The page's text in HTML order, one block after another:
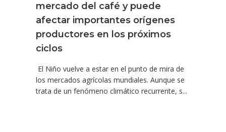
mercado del café y puede
afectar importantes orígenes
productores en los próximos
ciclos
El Niño vuelve a estar en el punto de mira de
los mercados agrícolas mundiales. Aunque se
trata de un fenómeno climático recurrente, s...